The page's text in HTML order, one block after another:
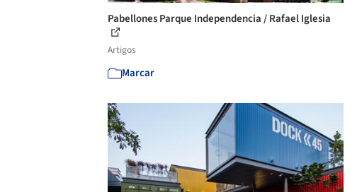
Pabellones Parque Independencia / Rafael Iglesia
Artigos
Marcar